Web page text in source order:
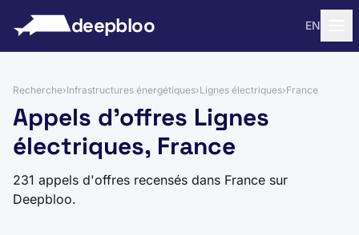
deepbloo EN
Recherche›Infrastructures énergétiques›Lignes électriques›France
Appels d'offres Lignes
électriques, France
231 appels d'offres recensés dans France sur
Deepbloo.